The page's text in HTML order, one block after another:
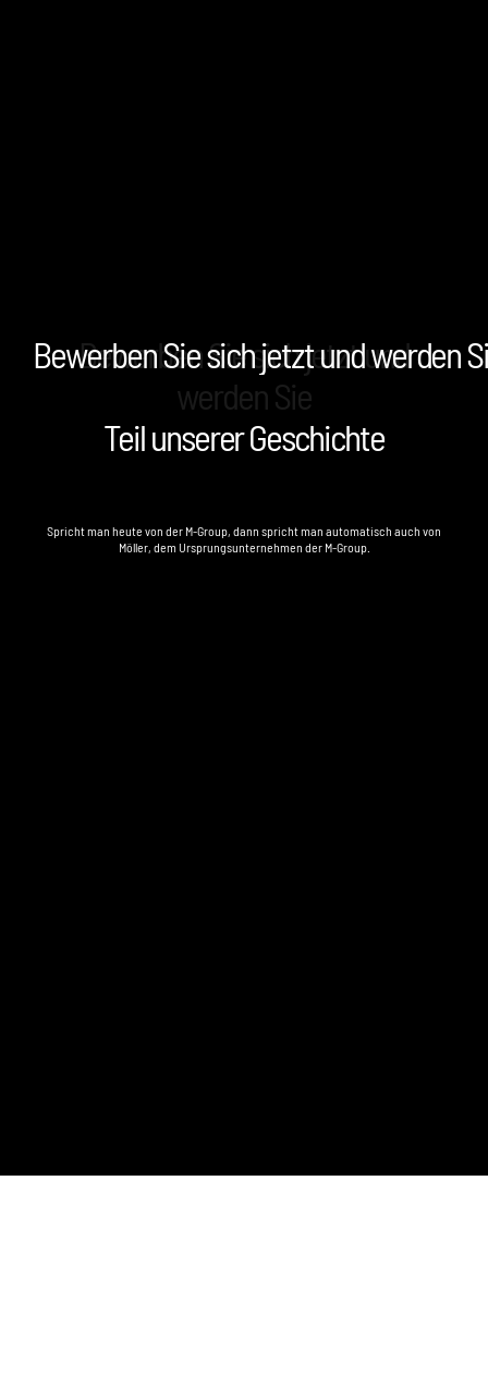
Bewerben Sie sich jetzt und
werden Sie
Bewerben Sie sich jetzt und werden
Teil unserer Geschichte
Teil unserer Geschichte
Spricht man heute von der M-Group, dann spricht man automatisch auch von
Möller, dem Ursprungsunternehmen der M-Group.